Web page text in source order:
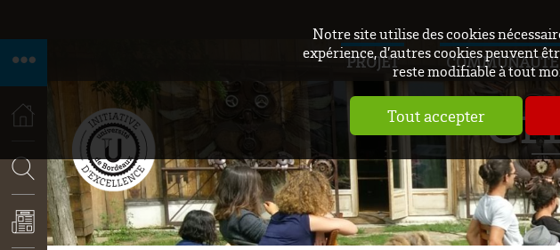
Notre site utilise des cookies
expérience, d’autres cookies peuvent
reste modifiable à tout
Tout accepter
ACCUEIL
RECHERCHE
PROJET COMMUNAUTÉ